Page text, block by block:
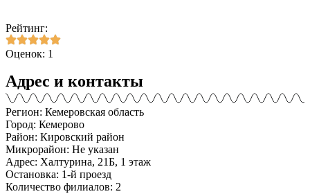
Рейтинг:
Оценок: 1
Адрес и контакты
Регион: Кемеровская область
Город: Кемерово
Район: Кировский район
Микрорайон: Не указан
Адрес: Халтурина, 21Б, 1 этаж
Остановка: 1-й проезд
Количество филиалов: 2